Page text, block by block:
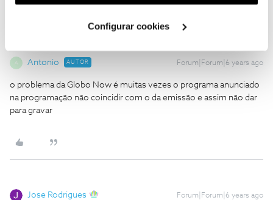
utilização dos cookies clicando em "Configurar
Configurar cookies
Antonio AUTOR Forum|Forum|6 years ago
o problema da Globo Now é muitas vezes o programa anunciado
na programação não coincidir com o da emissão e assim não dar
para gravar
Jose Rodrigues Forum|Forum|6 years ago